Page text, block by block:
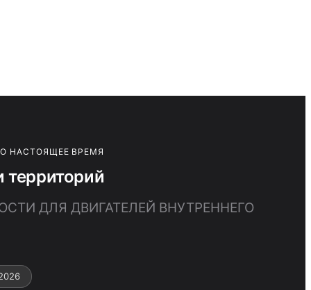
НАСТОЯЩЕЕ ВРЕМЯ
территорий
ДЛЯ ДВИГАТЕЛЕЙ ВНУТРЕННЕГО